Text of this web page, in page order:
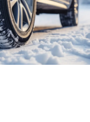
winterbanden
bij jou in de buurt
Merken: